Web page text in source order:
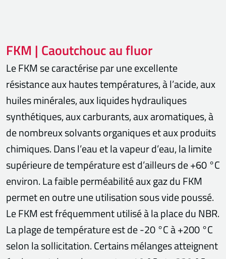
FKM | Caoutchouc au fluor
Le FKM se caractérise par une excellente
résistance aux hautes températures, à l’acide, aux
huiles minérales, aux liquides hydrauliques
synthétiques, aux carburants, aux aromatiques, à
de nombreux solvants organiques et aux produits
chimiques. Dans l’eau et la vapeur d’eau, la limite
supérieure de température est d’ailleurs de +60 °C
environ. La faible perméabilité aux gaz du FKM
permet en outre une utilisation sous vide poussé.
Le FKM est fréquemment utilisé à la place du NBR.
La plage de température est de -20 °C à +200 °C
selon la sollicitation. Certains mélanges atteignent